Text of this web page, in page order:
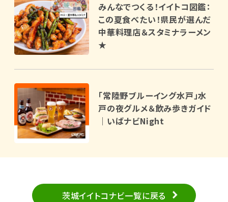
みんなでつくる！イイトコ図鑑：
この夏食べたい！県民が選んだ
中華料理店＆スタミナラーメン
★
「常陸野ブルーイング水戸」水
戸の夜グルメ＆飲み歩きガイド
｜いばナビNight
茨城イイトコナビ一覧に戻る